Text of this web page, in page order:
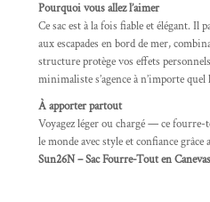
Pourquoi vous allez l’aimer
Ce sac est à la fois fiable et élégant. Il
aux escapades en bord de mer,
structure protège vos effets
minimaliste s’agence à n’importe quel
À apporter partout
Voyagez léger ou chargé — ce
le monde avec style et confiance grâce
Sun26N – Sac Fourre-Tout en Canevas